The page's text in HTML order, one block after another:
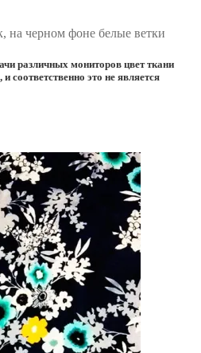
на черном фоне белые ветки
различных мониторов цвет ткани
соответственно это не является